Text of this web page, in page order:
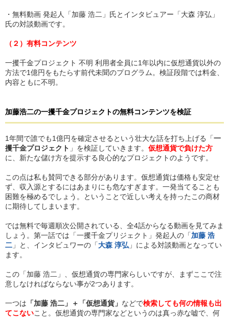
・無料動画 発起人「加藤 浩二」氏とインタビュアー「大森 淳弘」
氏の対談動画です。
（２）有料コンテンツ
一攫千金プロジェクト 不明 利用者全員に1年以内に仮想通貨以外の
方法で1億円をもたらす前代未聞のプログラム。検証段階では料金、
内容ともに不明。
加藤浩二の一攫千金プロジェクトの無料コンテンツを検証
1年間で誰でも1億円を確定させるという壮大な話を打ち上げる「一
攫千金プロジェクト 」を検証していきます。 仮想通貨で負けた方
に、新たな儲け方を提示する良心的なプロジェクトのようです。
この点は私も賛同できる部分があります。仮想通貨は価格も安定せ
ず、収入源とするにはあまりにも危なすぎます。一発当てることも
困難を極めるでしょう。ということで近しい考えを持ったこの商材
に期待してしまいます。
では無料で毎週順次公開されている、全4話からなる動画を見てみま
しょう。第一話では「一攫千金プリジェクト」発起人の「加藤 浩
二 」と、インタビュワーの「大森 淳弘 」による対談動画となってい
ます。
この「加藤 浩二」、仮想通貨の専門家らしいですが、まずここで注
意しなければならない事が2つあります。
一つは 「加藤 浩二」＋「仮想通貨」 などで検索しても何の情報も出
てこないこと。仮想通貨の専門家などというのは真っ赤な嘘で、何